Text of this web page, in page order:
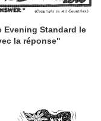
Evening Standard le
la réponse"